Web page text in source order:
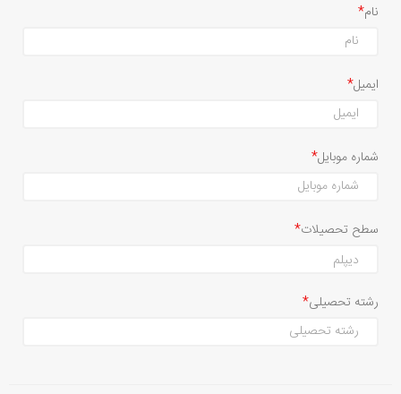
نام
ایمیل
شماره موبایل
سطح تحصیلات
رشته تحصیلی